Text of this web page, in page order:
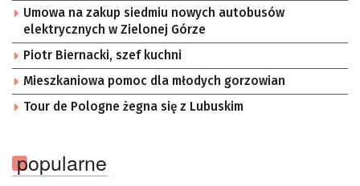
Umowa na zakup siedmiu nowych autobusów
elektrycznych w Zielonej Górze
Piotr Biernacki, szef kuchni
Mieszkaniowa pomoc dla młodych gorzowian
Tour de Pologne żegna się z Lubuskim
popularne